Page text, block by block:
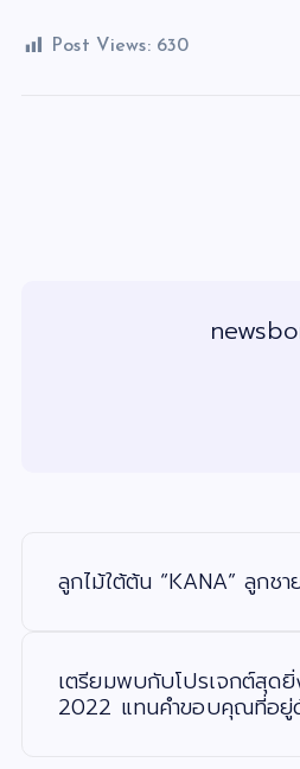
Post Views: 630
ลูกไม้ใต้ต้น “KANA” ลูกช
เตรียมพบกับโปรเจกต์สุ
2022 แทนคำขอบคุณที่อยู่